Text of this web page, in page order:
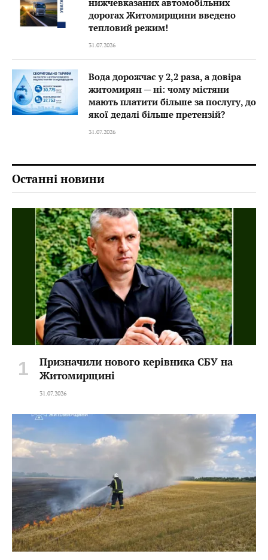
дорогах Житомирщини введено
тепловий режим!
31.07.2026
Вода дорожчає у 2,2 раза, а довіра
житомирян — ні: чому містяни
мають платити більше за послугу, до
якої дедалі більше претензій?
31.07.2026
Останні новини
Призначили нового керівника СБУ на
Житомирщині
31.07.2026